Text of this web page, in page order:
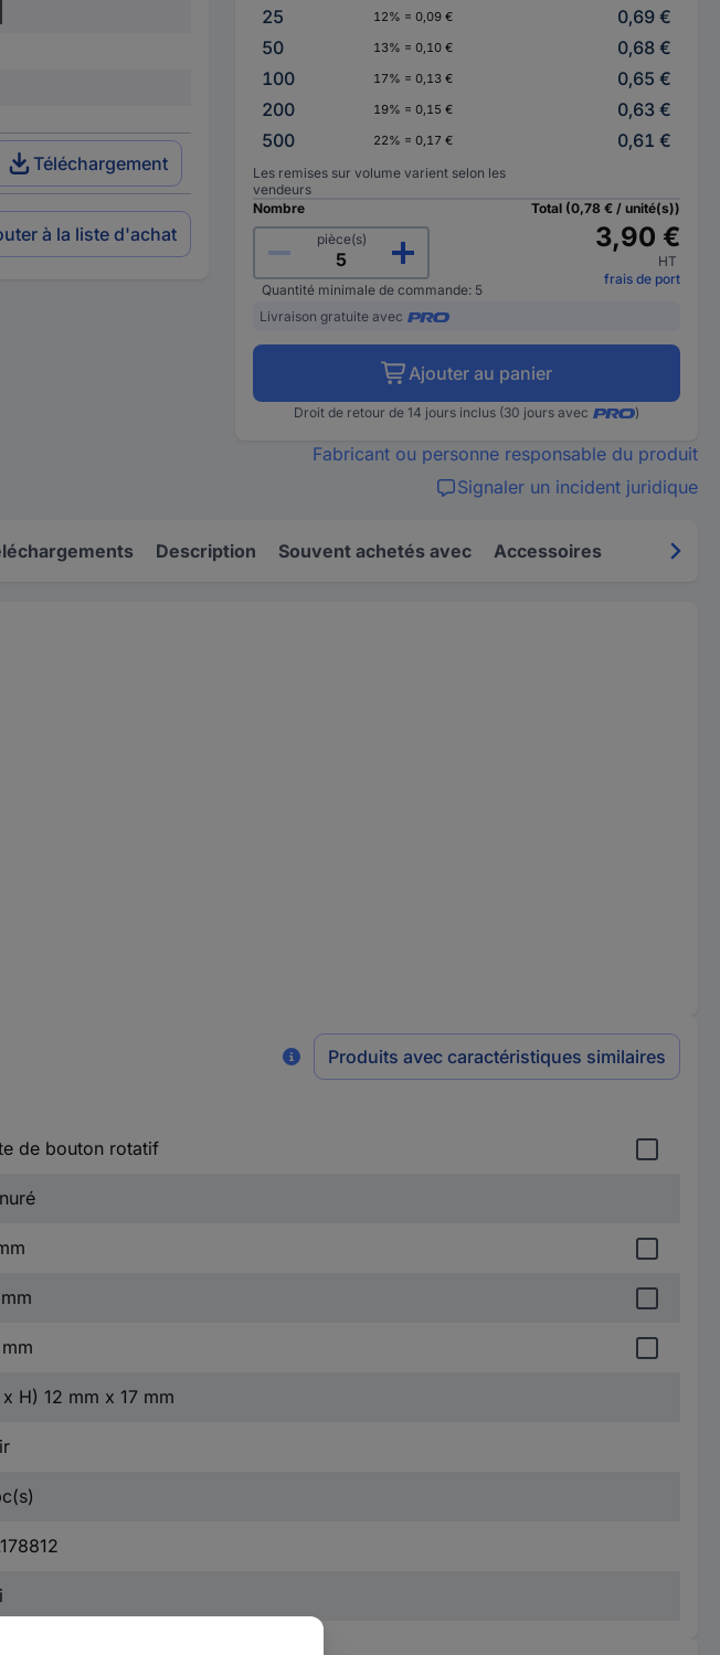
Téléchargement
à la liste d'achat
25
12% = 0,09 €
0,69 €
50
13% = 0,10 €
0,68 €
100
17% = 0,13 €
0,65 €
200
19% = 0,15 €
0,63 €
500
22% = 0,17 € 0,61 €
Les remises sur volume varient selon les
vendeurs
Nombre
pièce(s)
Quantité minimale de commande: 5
Total (0,78 € / unité(s))
3,90 €
HT
frais de port
Livraison gratuite avec
Ajouter au panier
Droit de retour de 14 jours inclus (30 jours avec )
Fabricant ou personne responsable du produit
Signaler un incident juridique
Description Souvent achetés avec Accessoires
Produits avec caractéristiques similaires
de bouton rotatif
H) 12 mm x 17 mm